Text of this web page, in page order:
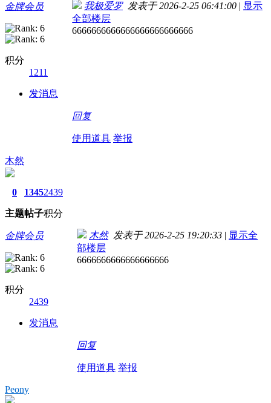
金牌会员
积分
1211
发消息
我极爱罗发表于 2026-2-25 06:41:00 | 显示
全部楼层
6666666666666666666666666
回复
使用道具 举报
木然
0
主题
1345
帖子
2439
积分
金牌会员
积分
2439
发消息
木然发表于 2026-2-25 19:20:33 | 显示全
部楼层
6666666666666666666
回复
使用道具 举报
Peony